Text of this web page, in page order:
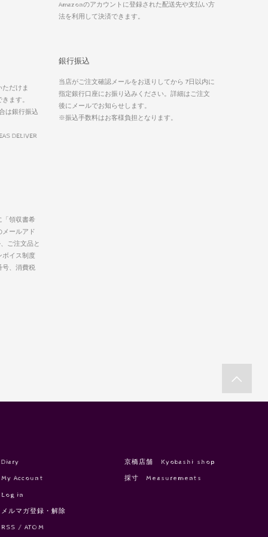
Amazonのアカウントに登録された配送先や支払い方
法を利用して決済できます。
銀行振込
当店がご注文確認メールをお送りしてから 7日以内に
指定銀行口座にお振り込みください。詳細はご注文
後にメールでお知らせします。
※振込手数料はお客様負担となります。
だけま
ます。
は銀行振込
DELIVER
「領収書希
メールアド
ご注文品と
ボイス制度
号、消費税
Diary
My Account
Log in
メルマガ登録・解除
RSS /ATOM
京橋店舗 Kyobashi shop
採寸 Measurements